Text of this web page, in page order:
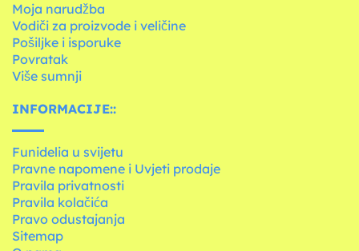
Moja narudžba
Vodiči za proizvode i veličine
Pošiljke i isporuke
Povratak
Više sumnji
INFORMACIJE::
Funidelia u svijetu
Pravne napomene i Uvjeti prodaje
Pravila privatnosti
Pravila kolačića
Pravo odustajanja
Sitemap